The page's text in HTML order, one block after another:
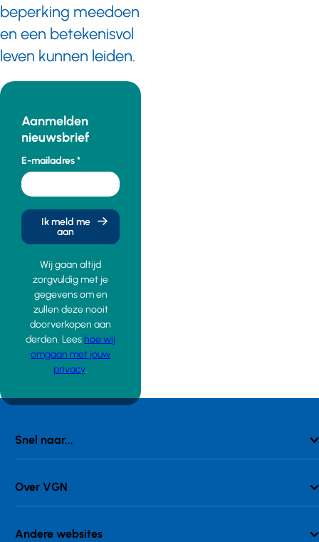
beperking meedoen
en een betekenisvol
leven kunnen leiden.
Aanmelden
nieuwsbrief
E-mailadres
Ik meld me
aan
Wij gaan altijd
zorgvuldig met je
gegevens om en
zullen deze nooit
doorverkopen aan
derden. Lees hoe wij
omgaan met jouw
privacy.
Snel naar...
Over VGN
Andere websites